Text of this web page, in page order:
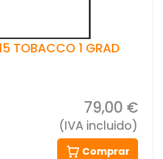
TOBACCO 1 GRAD
79,00 €
(IVA incluido)
Comprar